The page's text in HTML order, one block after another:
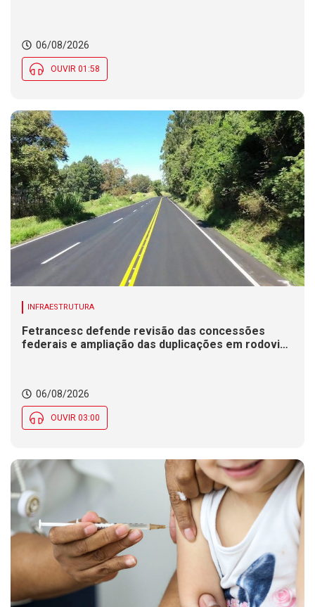
06/08/2026
OUVIR 01:58
INFRAESTRUTURA
Fetrancesc defende revisão das concessões
federais e ampliação das duplicações em rodovias
06/08/2026
OUVIR 03:00